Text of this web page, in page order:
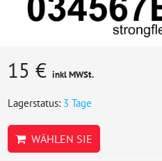
15 € inkl MWSt.
Lagerstatus: 3 Tage
WÄHLEN SIE